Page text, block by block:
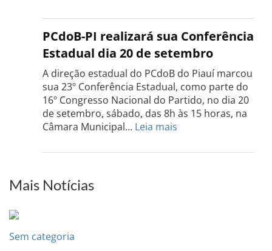
do
PCdoB
Rio
do
Sul
dia
PCdoB-PI realizará sua Conferência
Estadual dia 20 de setembro
A direção estadual do PCdoB do Piauí marcou
sua 23º Conferência Estadual, como parte do
16º Congresso Nacional do Partido, no dia 20
de setembro, sábado, das 8h às 15 horas, na
Câmara Municipal… Leia mais
PI
Mais Notícias
Sem categoria